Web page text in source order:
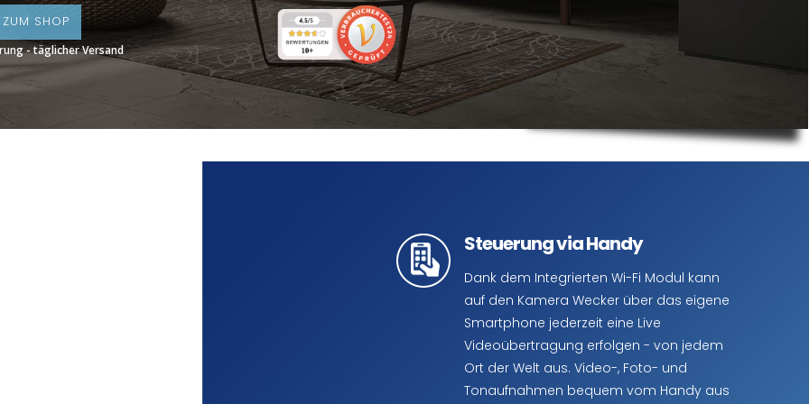
SHOP
- täglicher Versand
Steuerung via Handy
Dank dem Integrierten Wi-Fi Modul kann
auf den Kamera Wecker über das eigene
Smartphone jederzeit eine Live
Videoübertragung erfolgen - von jedem
Ort der Welt aus. Video-, Foto- und
Tonaufnahmen bequem vom Handy aus